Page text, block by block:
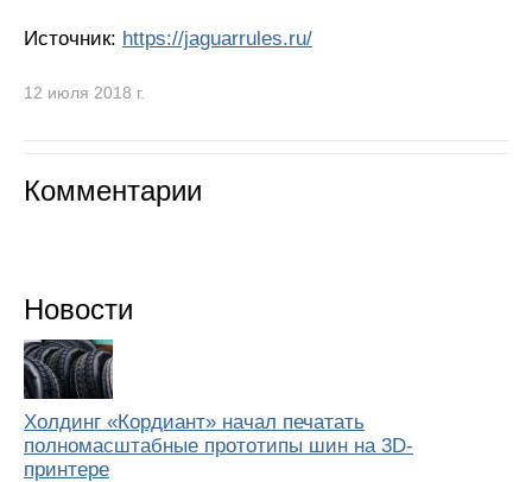
Источник: https://jaguarrules.ru/
12 июля 2018 г.
Комментарии
Новости
Холдинг «Кордиант» начал печатать
полномасштабные прототипы шин на 3D-
принтере